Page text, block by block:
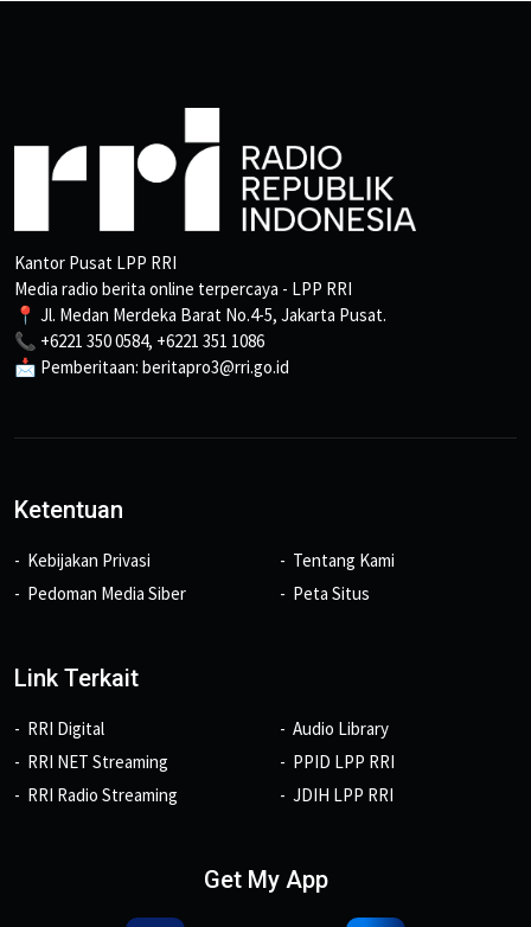
Kantor Pusat LPP RRI
Media radio berita online terpercaya - LPP RRI
📍 Jl. Medan Merdeka Barat No.4-5, Jakarta Pusat.
📞 +6221 350 0584, +6221 351 1086
📩 Pemberitaan: beritapro3@rri.go.id
Ketentuan
Kebijakan Privasi
Pedoman Media Siber
Tentang Kami
Peta Situs
Link Terkait
RRI Digital
RRI NET Streaming
RRI Radio Streaming
Audio Library
PPID LPP RRI
JDIH LPP RRI
Get My App